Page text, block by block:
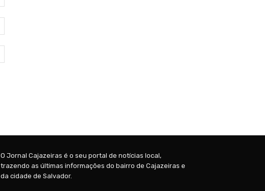
O Jornal Cajazeiras é o seu portal de notícias local,
trazendo as últimas informações do bairro de Cajazeiras e
da cidade de Salvador.